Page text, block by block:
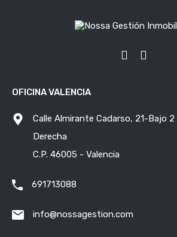
Consejos Prácticos para Decorar y
Tags
barrios de valencia buscar vivienda
OFICINA VALENCIA
Calle Almirante Cadarso, 21-Bajo 2
Derecha
C.P. 46005 - Valencia
691713088
info@nossagestion.com